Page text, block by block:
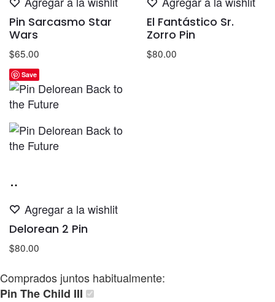
carrito
Pin Sarcasmo Star
Wars
$65.00
carrito
El Fantástico Sr.
Zorro Pin
$80.00
Save
carrito
Agregar a la wishlit
Delorean 2 Pin
$80.00
Comprados juntos habitualmente:
Pin The Child III